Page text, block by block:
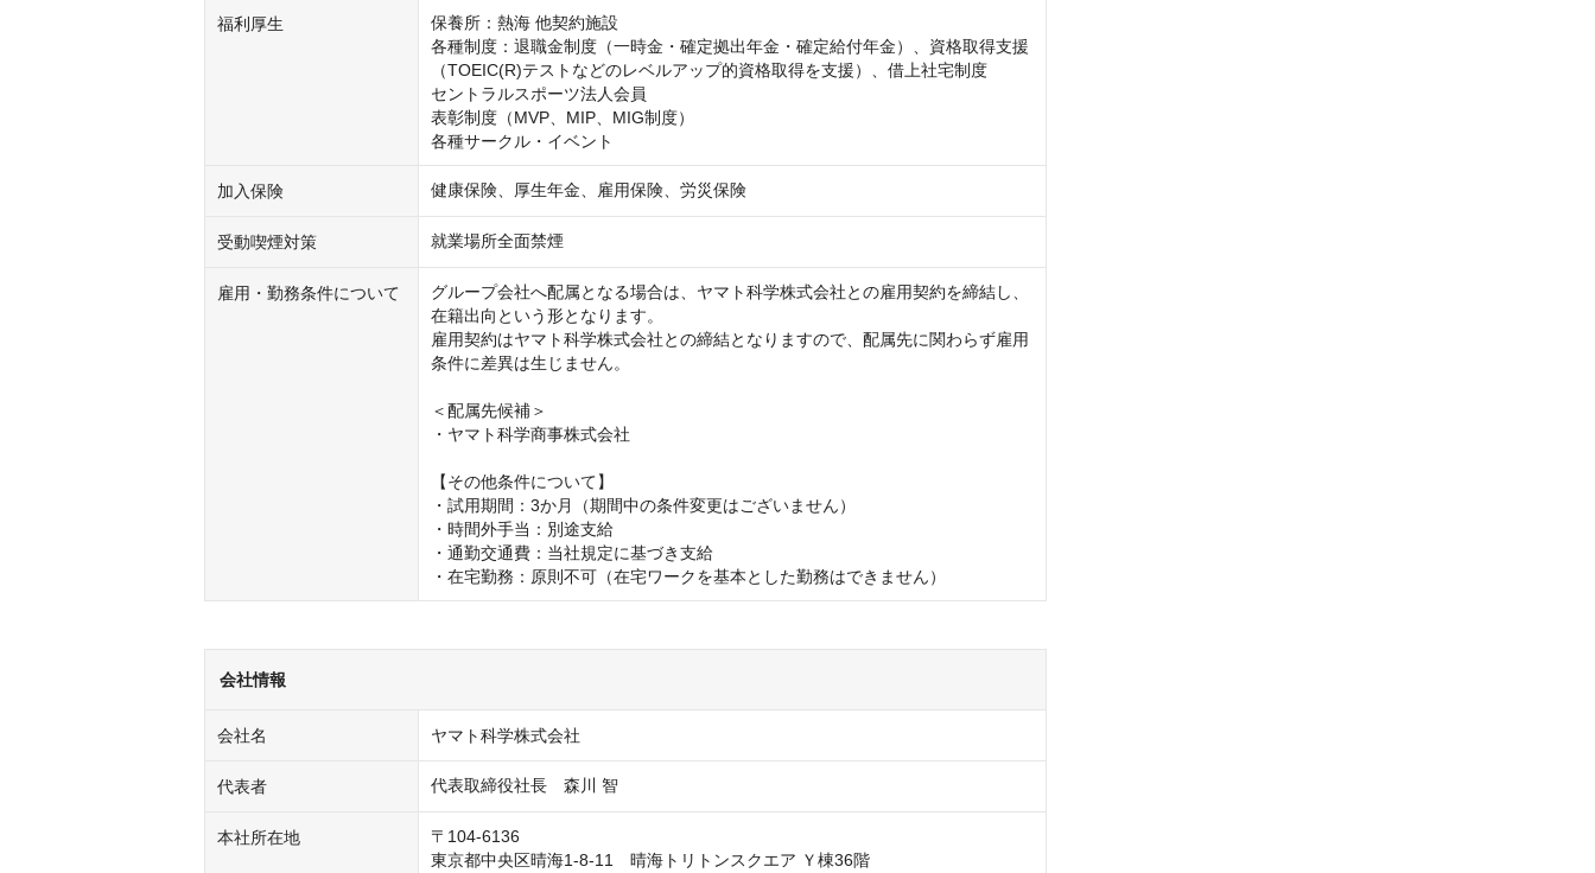
福利厚生
保養所：熱海 他契約施設
各種制度：退職金制度（一時金・確定拠出年金・確定給付年金）、資格取得支援
（TOEIC(R)テストなどのレベルアップ的資格取得を支援）、借上社宅制度
セントラルスポーツ法人会員
表彰制度（MVP、MIP、MIG制度）
各種サークル・イベント
加入保険 健康保険、厚生年金、雇用保険、労災保険
受動喫煙対策 就業場所全面禁煙
雇用・勤務条件について
グループ会社へ配属となる場合は、ヤマト科学株式会社との雇用契約を締結し、
在籍出向という形となります。
雇用契約はヤマト科学株式会社との締結となりますので、配属先に関わらず雇用
条件に差異は生じません。
＜配属先候補＞
・ヤマト科学商事株式会社
【その他条件について】
・試用期間：3か月（期間中の条件変更はございません）
・時間外手当：別途支給
・通勤交通費：当社規定に基づき支給
・在宅勤務：原則不可（在宅ワークを基本とした勤務はできません）
会社情報
会社名 ヤマト科学株式会社
代表者 代表取締役社長　森川 智
本社所在地
〒104-6136
東京都中央区晴海1-8-11　晴海トリトンスクエア Ｙ棟36階